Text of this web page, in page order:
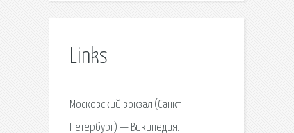
Links
Московский вокзал (Санкт-
Петербург) — Википедия.